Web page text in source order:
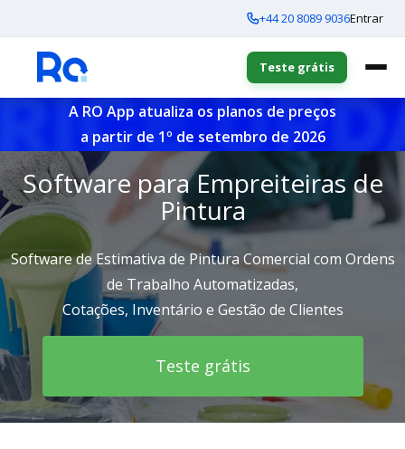
+44 20 8089 9036Entrar
Teste grátis
A RO App atualiza os planos de preços
a partir de 1º de setembro de 2026
Software para Empreiteiras de
Pintura
Software de Estimativa de Pintura Comercial com Ordens
de Trabalho Automatizadas,
Cotações, Inventário e Gestão de Clientes
Teste grátis